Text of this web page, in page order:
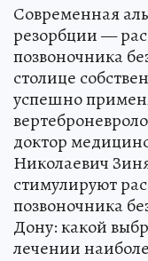
Современная
резорбции —
позвоночника
столице
успешно
доктор
Николаевич
стимулируют
позвоночника
Дону: какой
лечении